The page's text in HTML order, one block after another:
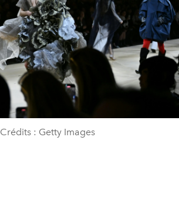
Crédits : Getty Images